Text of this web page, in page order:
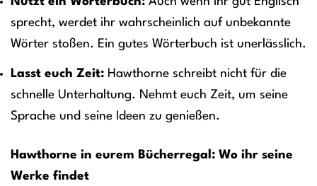
sprecht, werdet ihr wahrscheinlich auf unbekannte
Wörter stoßen. Ein gutes Wörterbuch ist unerlässlich.
Lasst euch Zeit: Hawthorne schreibt nicht für die
schnelle Unterhaltung. Nehmt euch Zeit, um seine
Sprache und seine Ideen zu genießen.
Hawthorne in eurem Bücherregal: Wo ihr seine
Werke findet